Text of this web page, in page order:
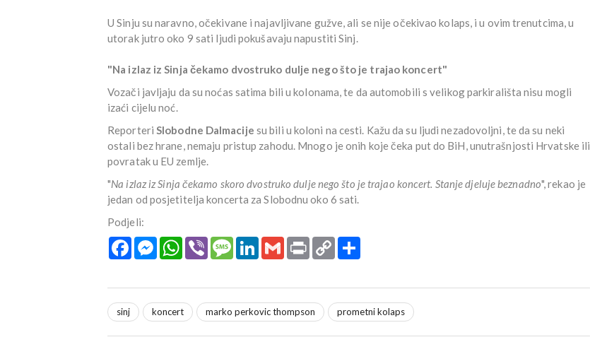
U Sinju su naravno, očekivane i najavljivane gužve, ali se nije očekivao kolaps, i u ovim trenutcima, u
utorak jutro oko 9 sati ljudi pokušavaju napustiti Sinj.
"Na izlaz iz Sinja čekamo dvostruko dulje nego što je trajao koncert"
Vozači javljaju da su noćas satima bili u kolonama, te da automobili s velikog parkirališta nisu mogli
izaći cijelu noć.
Reporteri Slobodne Dalmacije su bili u koloni na cesti. Kažu da su ljudi nezadovoljni, te da su neki
ostali bez hrane, nemaju pristup zahodu. Mnogo je onih koje čeka put do BiH, unutrašnjosti Hrvatske ili
povratak u EU zemlje.
"Na izlaz iz Sinja čekamo skoro dvostruko dulje nego što je trajao koncert. Stanje djeluje beznadno", rekao je
jedan od posjetitelja koncerta za Slobodnu oko 6 sati.
Podjeli:
FacebookMessengerWhatsApp
Viber MessageLinkedInGmail Print Copy
Link
sinj koncert marko perkovic thompson prometni kolaps